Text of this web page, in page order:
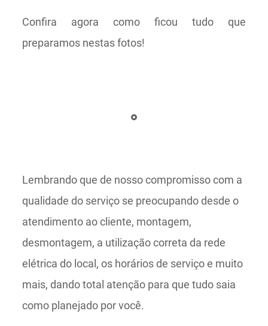
Confira agora como ficou tudo que
preparamos nestas fotos!
Lembrando que de nosso compromisso com a
qualidade do serviço se preocupando desde o
atendimento ao cliente, montagem,
desmontagem, a utilização correta da rede
elétrica do local, os horários de serviço e muito
mais, dando total atenção para que tudo saia
como planejado por você.